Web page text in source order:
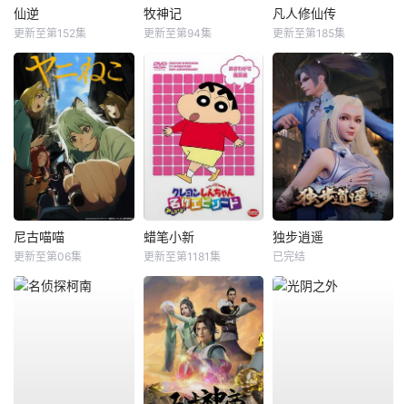
仙逆
更新至第152集
牧神记
更新至第94集
凡人修仙传
更新至第185集
尼古喵喵
更新至第06集
蜡笔小新
更新至第1181集
独步逍遥
已完结